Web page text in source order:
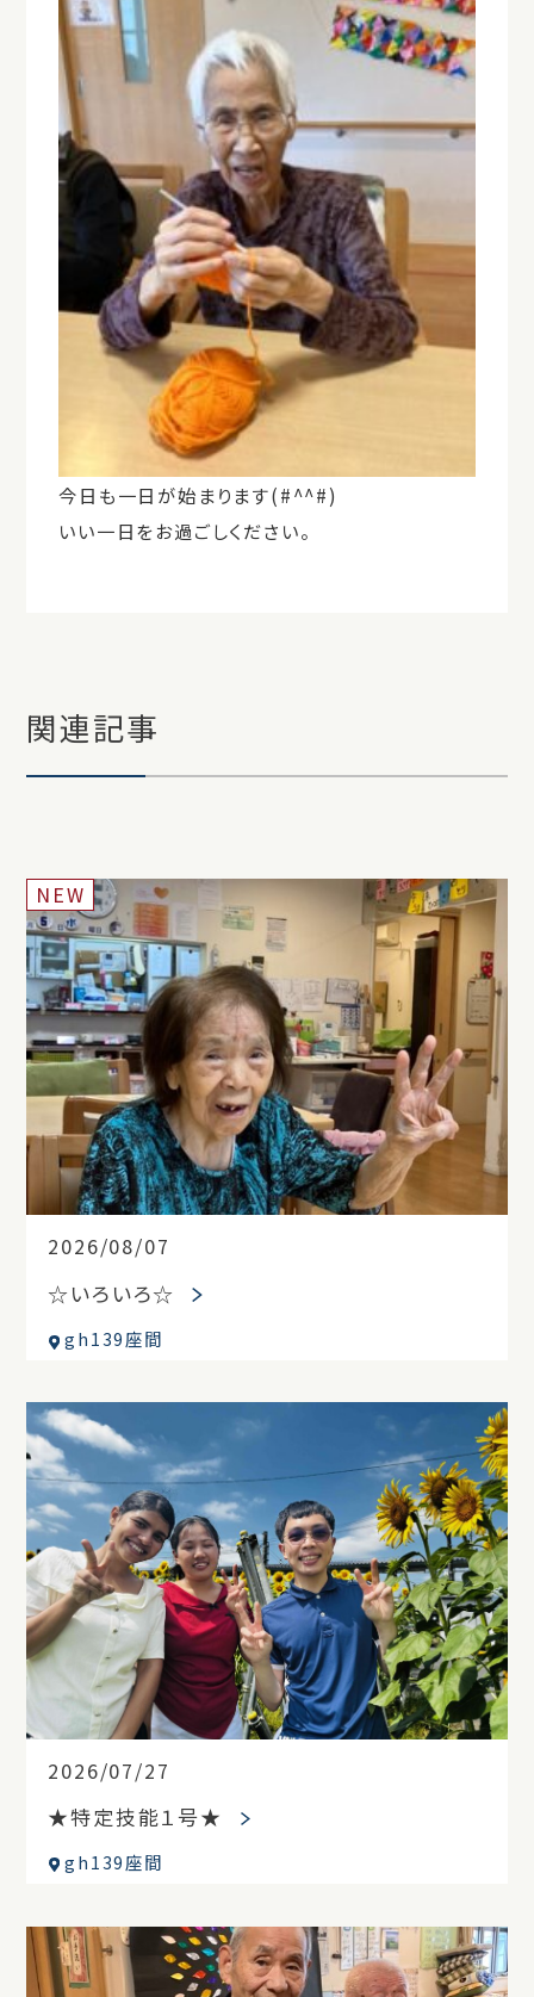
今日も一日が始まります(#^^#)
いい一日をお過ごしください。
関連記事
2026/08/07
NEW
☆いろいろ☆
gh139座間
2026/07/27
★特定技能１号★
gh139座間